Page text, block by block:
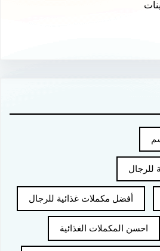
للرجال
أفضل مكملات غذائية للرجال
احسن المكملات الغذائية